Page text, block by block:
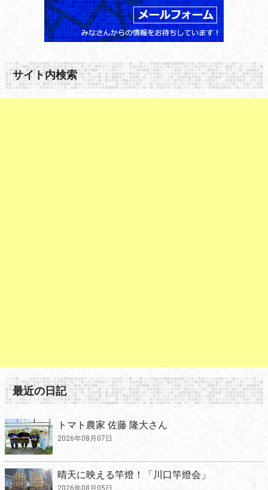
サイト内検索
最近の日記
トマト農家 佐藤 隆大さん
2026年08月07日
晴天に映える竿燈！「川口竿燈会」